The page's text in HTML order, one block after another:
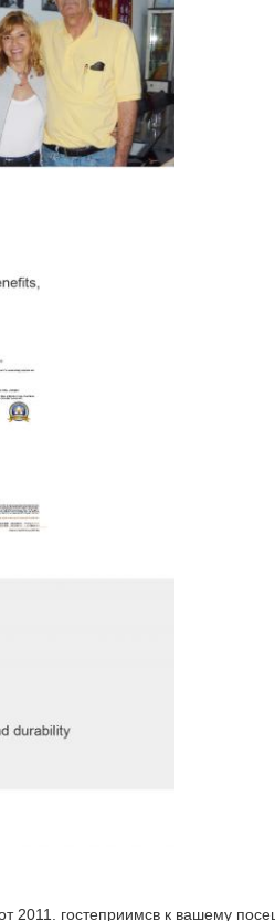
2011. гостеприимсв к вашему